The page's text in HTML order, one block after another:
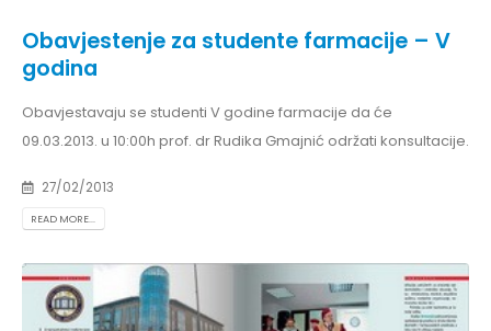
Obavjestenje za studente farmacije – V
godina
Obavjestavaju se studenti V godine farmacije da će
09.03.2013. u 10:00h prof. dr Rudika Gmajnić održati konsultacije.
27/02/2013
READ MORE...